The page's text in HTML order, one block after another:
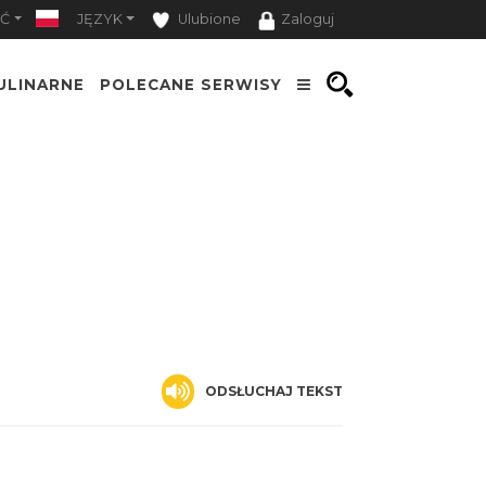
JĘZYK Ulubione Zaloguj
POLECANE SERWISY
ODSŁUCHAJ TEKST